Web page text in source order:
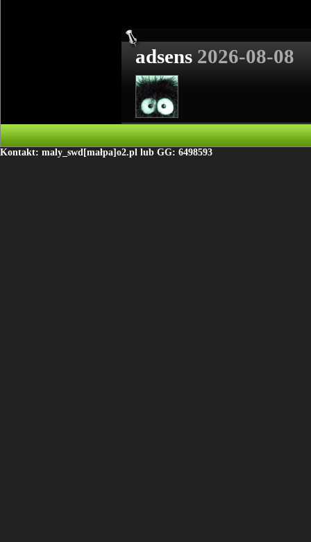
adsens 2026-08-08
Kontakt: maly_swd[małpa]o2.pl lub GG: 6498593